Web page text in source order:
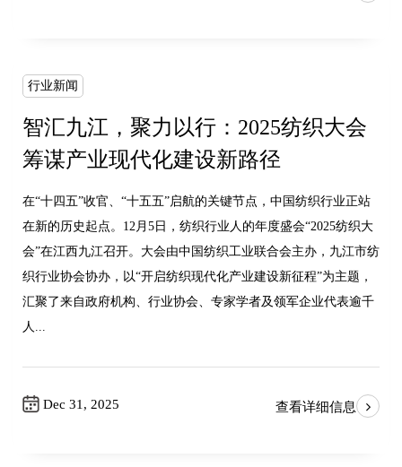
行业新闻
智汇九江，聚力以行：2025纺织大会
筹谋产业现代化建设新路径
在“十四五”收官、“十五五”启航的关键节点，中国纺织行业正站
在新的历史起点。12月5日，纺织行业人的年度盛会“2025纺织大
会”在江西九江召开。大会由中国纺织工业联合会主办，九江市纺
织行业协会协办，以“开启纺织现代化产业建设新征程”为主题，
汇聚了来自政府机构、行业协会、专家学者及领军企业代表逾千
人...
Dec 31, 2025 查看详细信息